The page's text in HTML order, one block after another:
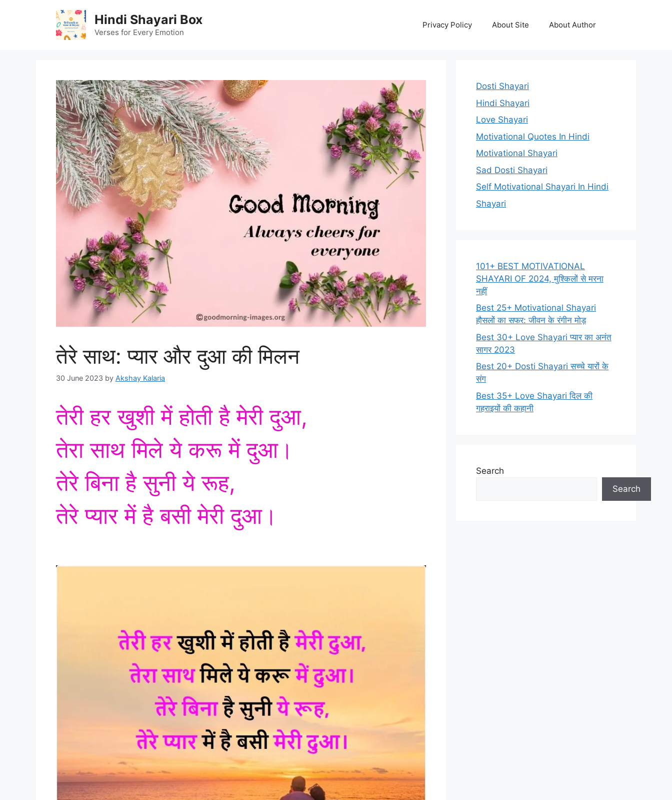
Hindi Shayari Box
Verses for Every Emotion
Privacy Policy About Site About Author
तेरे साथ: प्यार और दुआ की मिलन
30 June 2023 by Akshay Kalaria
तेरी हर खुशी में होती है मेरी दुआ,
तेरा साथ मिले ये करू में दुआ।
तेरे बिना है सुनी ये रूह,
तेरे प्यार में है बसी मेरी दुआ।
Dosti Shayari
Hindi Shayari
Love Shayari
Motivational Quotes In Hindi
Motivational Shayari
Sad Dosti Shayari
Self Motivational Shayari In Hindi
Shayari
101+ BEST MOTIVATIONAL
SHAYARI OF 2024, मुश्किलों से मरना
नहीं
Best 25+ Motivational Shayari
हौसलों का सफर: जीवन के रंगीन मोड़
Best 30+ Love Shayari प्यार का अनंत
सागर 2023
Best 20+ Dosti Shayari सच्चे यारों के
संग
Best 35+ Love Shayari दिल की
गहराइयों की कहानी
Search
Search